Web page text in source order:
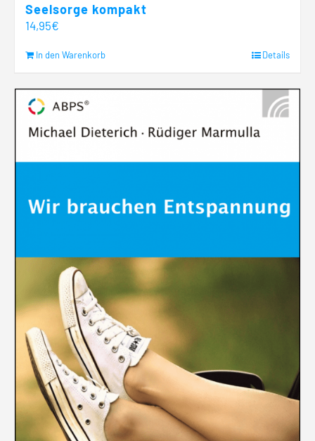
Seelsorge kompakt
14,95€
In den Warenkorb Details